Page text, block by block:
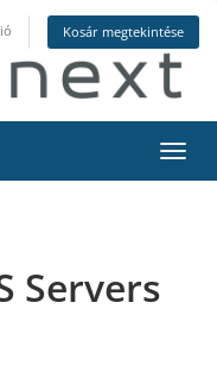
Kosár megtekintése
a
Servers